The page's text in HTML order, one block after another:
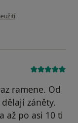
uživatele Bartošák J
ramene. Od
záněty.
až po asi 10 ti